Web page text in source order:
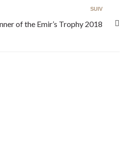
SUIV
of the Emir’s Trophy 2018